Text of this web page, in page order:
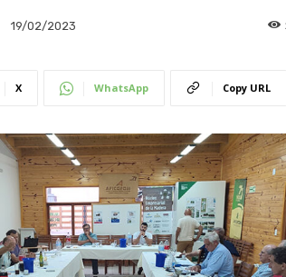
19/02/2023
X WhatsApp Copy URL